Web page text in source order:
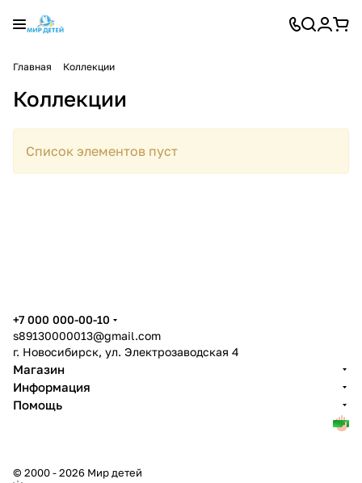
Главная Коллекции
Коллекции
Список элементов пуст
+7 000 000-00-10
s89130000013@gmail.com
г. Новосибирск, ул. Электрозаводская 4
Магазин
Информация
Помощь
© 2000 - 2026 Мир детей